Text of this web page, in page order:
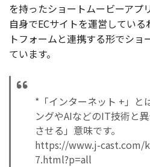
を持ったショートムービーアプ
自身でECサイトを運営してい
トフォームと連携する形でショ
ています。
*「インターネット +」と
ングやAIなどのIT技術と
させる」意味です。
https://www.j-cast.com/
7.html?p=all